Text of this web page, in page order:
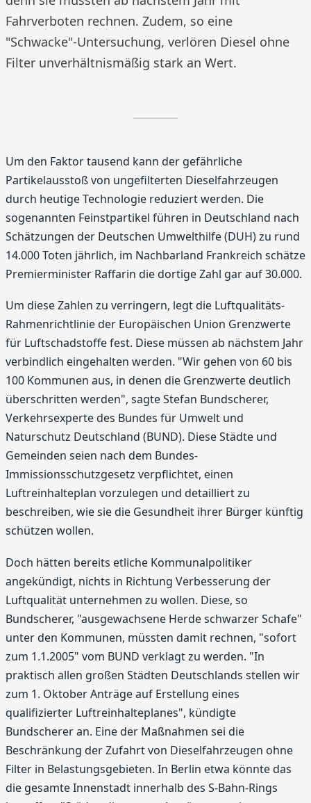
Fahrverboten rechnen. Zudem, so eine
"Schwacke"-Untersuchung, verlören Diesel ohne
Filter unverhältnismäßig stark an Wert.
Um den Faktor tausend kann der gefährliche
Partikelausstoß von ungefilterten Dieselfahrzeugen
durch heutige Technologie reduziert werden. Die
sogenannten Feinstpartikel führen in Deutschland nach
Schätzungen der Deutschen Umwelthilfe (DUH) zu rund
14.000 Toten jährlich, im Nachbarland Frankreich schätze
Premierminister Raffarin die dortige Zahl gar auf 30.000.
Um diese Zahlen zu verringern, legt die Luftqualitäts-
Rahmenrichtlinie der Europäischen Union Grenzwerte
für Luftschadstoffe fest. Diese müssen ab nächstem Jahr
verbindlich eingehalten werden. "Wir gehen von 60 bis
100 Kommunen aus, in denen die Grenzwerte deutlich
überschritten werden", sagte Stefan Bundscherer,
Verkehrsexperte des Bundes für Umwelt und
Naturschutz Deutschland (BUND). Diese Städte und
Gemeinden seien nach dem Bundes-
Immissionsschutzgesetz verpflichtet, einen
Luftreinhalteplan vorzulegen und detailliert zu
beschreiben, wie sie die Gesundheit ihrer Bürger künftig
schützen wollen.
Doch hätten bereits etliche Kommunalpolitiker
angekündigt, nichts in Richtung Verbesserung der
Luftqualität unternehmen zu wollen. Diese, so
Bundscherer, "ausgewachsene Herde schwarzer Schafe"
unter den Kommunen, müssten damit rechnen, "sofort
zum 1.1.2005" vom BUND verklagt zu werden. "In
praktisch allen großen Städten Deutschlands stellen wir
zum 1. Oktober Anträge auf Erstellung eines
qualifizierter Luftreinhalteplanes", kündigte
Bundscherer an. Eine der Maßnahmen sei die
Beschränkung der Zufahrt von Dieselfahrzeugen ohne
Filter in Belastungsgebieten. In Berlin etwa könnte das
die gesamte Innenstadt innerhalb des S-Bahn-Rings